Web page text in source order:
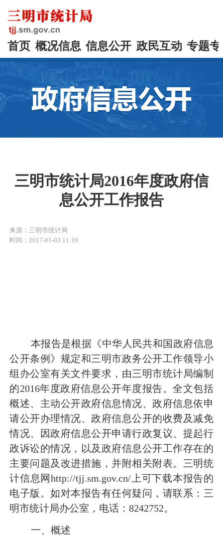
首页 概况信息 信息公开 政民互动 专题
三明市统计局2016年度政府信
息公开工作报告
来源：三明市统计局
时间：2017-01-03 11:19
本报告是根据《中华人民共和国政府信息
公开条例》规定和三明市政务公开工作领导小
组办公室有关文件要求，由三明市统计局编制
的2016年度政府信息公开年度报告。全文包括
概述、主动公开政府信息情况、政府信息依申
请公开办理情况、政府信息公开的收费及减免
情况、因政府信息公开申请行政复议、提起行
政诉讼的情况，以及政府信息公开工作存在的
主要问题及改进措施，并附相关附表。三明统
计信息网http://tjj.sm.gov.cn/ 上可下载本报告的
电子版。如对本报告有任何疑问，请联系：三
明市统计局办公室，电话： 8242752。
一、概述